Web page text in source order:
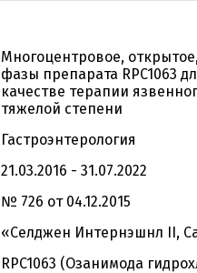
Многоцентровое,
фазы препарата RPC1063
качестве терапии
тяжелой степени
Гастроэнтерология
21.03.2016 - 31.07.2022
№ 726 от 04.12.2015
«Селджен Интернэшнл II,
RPC1063 (Озанимода